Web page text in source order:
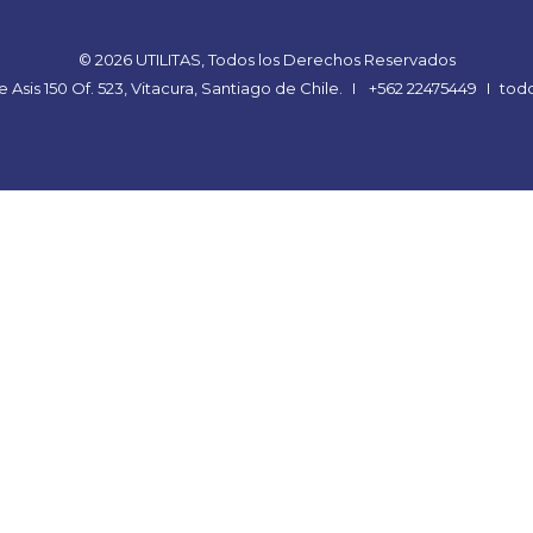
© 2026 UTILITAS, Todos los Derechos Reservados
150 Of. 523, Vitacura, Santiago de Chile.
I +562 22475449 I